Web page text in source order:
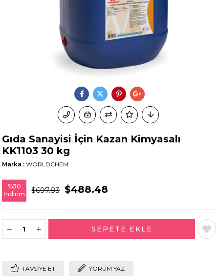
Gıda Sanayisi İçin Kazan Kimyasalı
KK1103 30 kg
Marka : WORLDCHEM
%30
İndirim
$697.83 $488.48
TAVSIYE ET YORUM YAZ